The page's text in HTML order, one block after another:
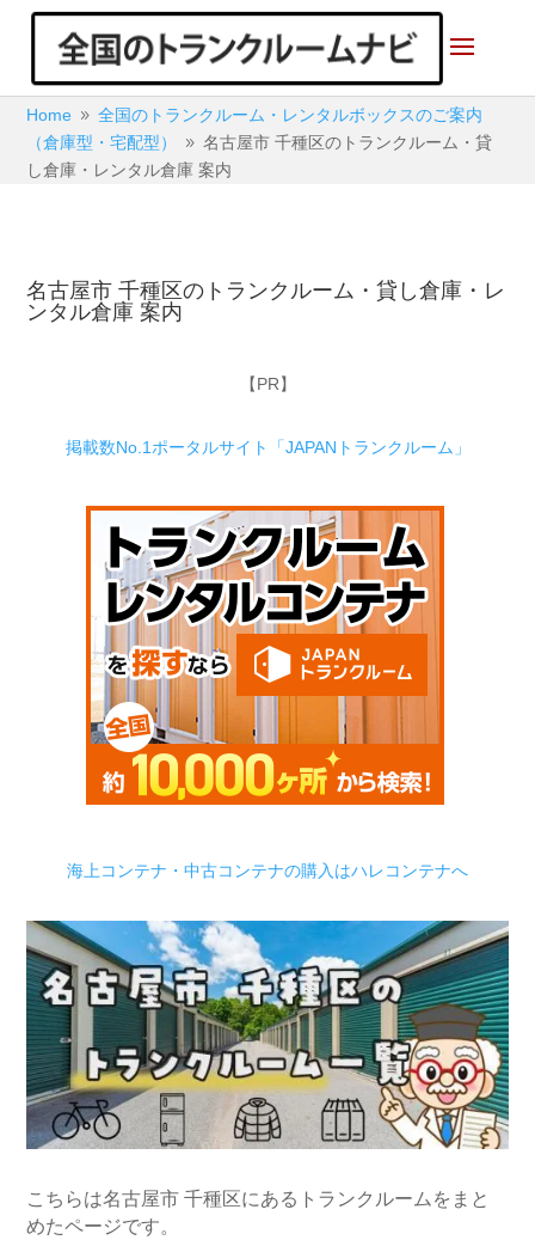
Home 9 全国のトランクルーム・レンタルボックスのご案内
（倉庫型・宅配型）
9 名古屋市 千種区のトランクルーム・貸
し倉庫・レンタル倉庫 案内
名古屋市 千種区のトランクルーム・貸し倉庫・レ
ンタル倉庫 案内
【PR】
掲載数No.1ポータルサイト「JAPANトランクルーム」
海上コンテナ・中古コンテナの購入はハレコンテナへ
こちらは名古屋市 千種区にあるトランクルームをまと
めたページです。